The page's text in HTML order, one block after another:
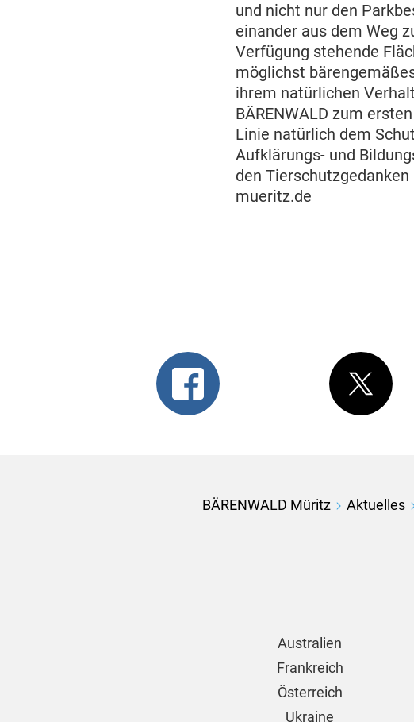
und nicht nur den
einander aus dem Weg
Verfügung stehende
möglichst
ihrem natürlichen
BÄRENWALD zum
Linie natürlich dem
Aufklärungs- und
den
mueritz.de
BÄRENWALD Müritz Aktuelles
Australien
Frankreich
Österreich
Ukraine